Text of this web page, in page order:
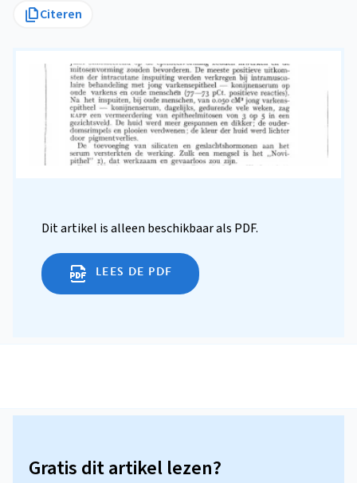
Citeren
Dit artikel is alleen beschikbaar als PDF.
LEES DE PDF
Gratis dit artikel lezen?